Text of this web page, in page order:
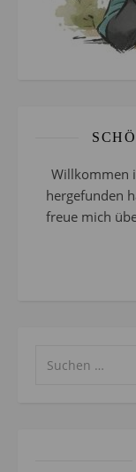
Willkommen
hergefunden
freue mich